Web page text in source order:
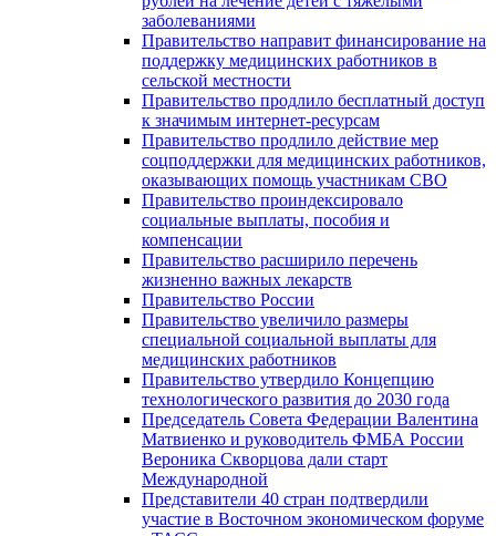
заболеваниями
Правительство направит финансирование на
поддержку медицинских работников в
сельской местности
Правительство продлило бесплатный доступ
к значимым интернет-ресурсам
Правительство продлило действие мер
соцподдержки для медицинских работников,
оказывающих помощь участникам СВО
Правительство проиндексировало
социальные выплаты, пособия и
компенсации
Правительство расширило перечень
жизненно важных лекарств
Правительство России
Правительство увеличило размеры
специальной социальной выплаты для
медицинских работников
Правительство утвердило Концепцию
технологического развития до 2030 года
Председатель Совета Федерации Валентина
Матвиенко и руководитель ФМБА России
Вероника Скворцова дали старт
Международной
Представители 40 стран подтвердили
участие в Восточном экономическом форуме